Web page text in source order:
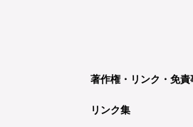
著作権・リンク・免責
リンク集